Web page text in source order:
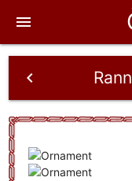
menu
chevron_left